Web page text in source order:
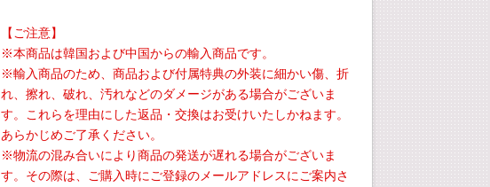
【ご注意】
※本商品は韓国および中国からの輸入商品です。
※輸入商品のため、商品および付属特典の外装に細かい傷、折
れ、擦れ、破れ、汚れなどのダメージがある場合がございま
す。これらを理由にした返品・交換はお受けいたしかねます。
あらかじめご了承ください。
※物流の混み合いにより商品の発送が遅れる場合がございま
す。その際は、ご購入時にご登録のメールアドレスにご案内さ